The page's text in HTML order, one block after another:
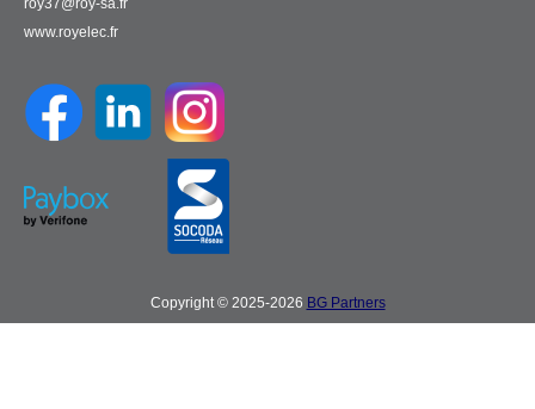
roy37@roy-sa.fr
www.royelec.fr
Copyright © 2025-2026 BG Partners